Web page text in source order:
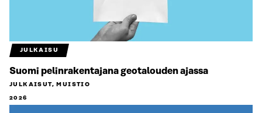
JULKAISU
Suomi pelinrakentajana geotalouden ajassa
JULKAISUT, MUISTIO
2026